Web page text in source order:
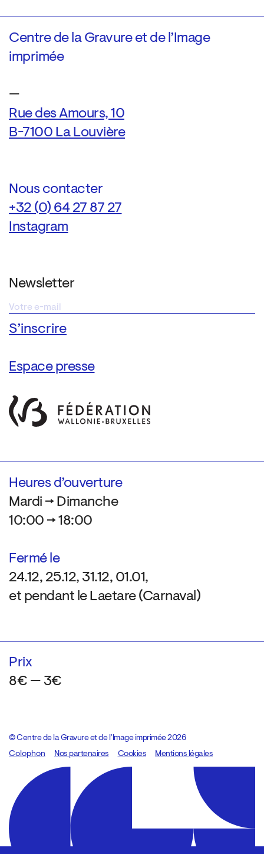
Centre de la Gravure et de l’Image
imprimée
—
Rue des Amours, 10
B-7100 La Louvière
Nous contacter
+32 (0) 64 27 87 27
Instagram
Newsletter
Espace presse
Heures d’ouverture
Mardi → Dimanche
10:00 → 18:00
Fermé le
24.12, 25.12, 31.12, 01.01,
et pendant le Laetare (Carnaval)
Prix
8€ — 3€
© Centre de la Gravure et de l’Image imprimée 2026
Colophon
Design:Marcel Kaczmarek, code:8080.studio
Nos partenaires Cookies Mentions légales